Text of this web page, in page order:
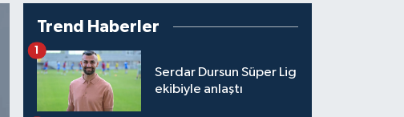
Trend Haberler
Serdar Dursun Süper Lig
ekibiyle anlaştı
1